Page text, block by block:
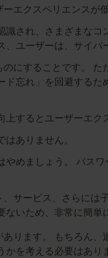
エクスペリエンスが
され、さまざまな
ユーザーは、サイバ
のにすることです。 た
忘れ」を回避する
するとユーザーエク
ありません。
めましょう。 パス
サービス、さらに
いため、非常に簡単
ります。 もちろん
を考える必要はあり